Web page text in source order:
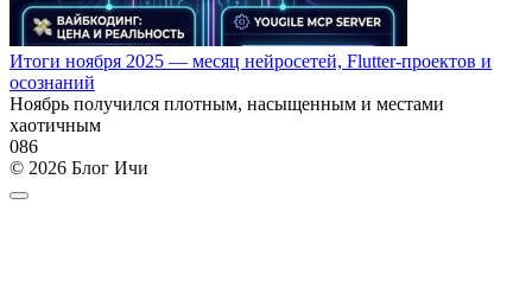
Итоги ноября 2025 — месяц нейросетей, Flutter-проектов и
осознаний
Ноябрь получился плотным, насыщенным и местами
хаотичным
086
© 2026 Блог Ичи